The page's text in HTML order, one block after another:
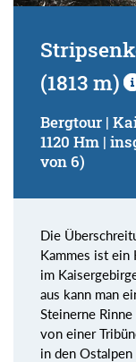
(1813 m)
Bergtour |
1120 Hm |
von 6)
Die
Kammes ist ein
im
aus kann man
Steinerne
von einer
in den